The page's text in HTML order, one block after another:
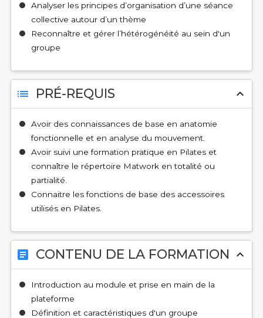
Analyser les principes d’organisation d’une séance
collective autour d’un thème
Reconnaître et gérer l’hétérogénéité au sein d'un
groupe
list PRÉ-REQUIS expand_less
Avoir des connaissances de base en anatomie
fonctionnelle et en analyse du mouvement.
Avoir suivi une formation pratique en Pilates et
connaître le répertoire Matwork en totalité ou
partialité.
Connaitre les fonctions de base des accessoires
utilisés en Pilates.
article CONTENU DE LA FORMATION expand_less
Introduction au module et prise en main de la
plateforme
Définition et caractéristiques d'un groupe